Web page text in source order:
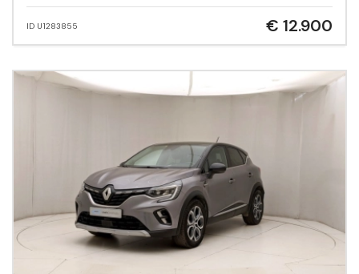
ID U1283855 € 12.900